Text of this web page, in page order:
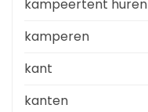
kampeertent huren
kamperen
kant
kanten